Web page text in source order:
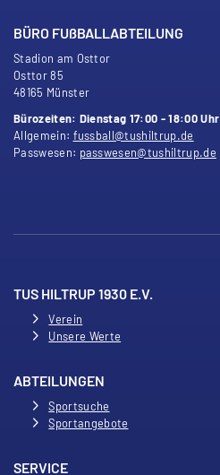
BÜRO FUßBALLABTEILUNG
Stadion am Osttor
Osttor 85
48165 Münster
Bürozeiten: Dienstag 17:00 - 18:00 Uhr
Allgemein: fussball@tushiltrup.de
Passwesen: passwesen@tushiltrup.de
TUS HILTRUP 1930 E.V.
Verein
Unsere Werte
ABTEILUNGEN
Sportsuche
Sportangebote
SERVICE